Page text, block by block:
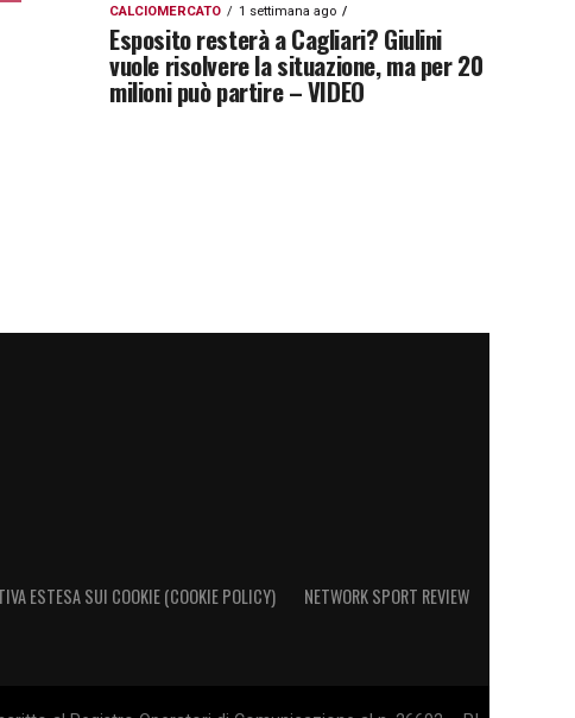
CALCIOMERCATO 1 settimana ago
Esposito resterà a Cagliari? Giulini
vuole risolvere la situazione, ma per 20
milioni può partire – VIDEO
ESTESA SUI COOKIE (COOKIE POLICY) NETWORK SPORT REVIEW